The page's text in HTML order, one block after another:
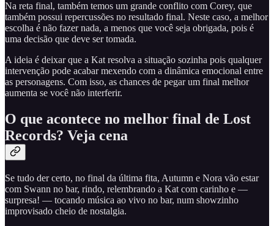
Na reta final, também temos um grande conflito com Corey, que
também possui repercussões no resultado final. Neste caso, a melhor
escolha é não fazer nada, a menos que você seja obrigada, pois é
uma decisão que deve ser tomada.
A ideia é deixar que a Kat resolva a situação sozinha pois qualquer
intervenção pode acabar mexendo com a dinâmica emocional entre
as personagens. Com isso, as chances de pegar um final melhor
aumenta se você não interferir.
O que acontece no melhor final de Lost
Records? Veja cena
Se tudo der certo, no final da última fita, Autumn e Nora vão estar
com Swann no bar, rindo, relembrando a Kat com carinho e —
surpresa! — tocando música ao vivo no bar, num showzinho
improvisado cheio de nostalgia.